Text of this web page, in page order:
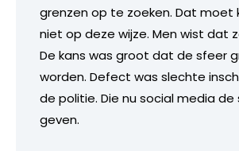
grenzen op te zoeken. Dat moet
niet op deze wijze. Men wist dat
De kans was groot dat de sfeer
worden. Defect was slechte
de politie. Die nu social media de
geven.